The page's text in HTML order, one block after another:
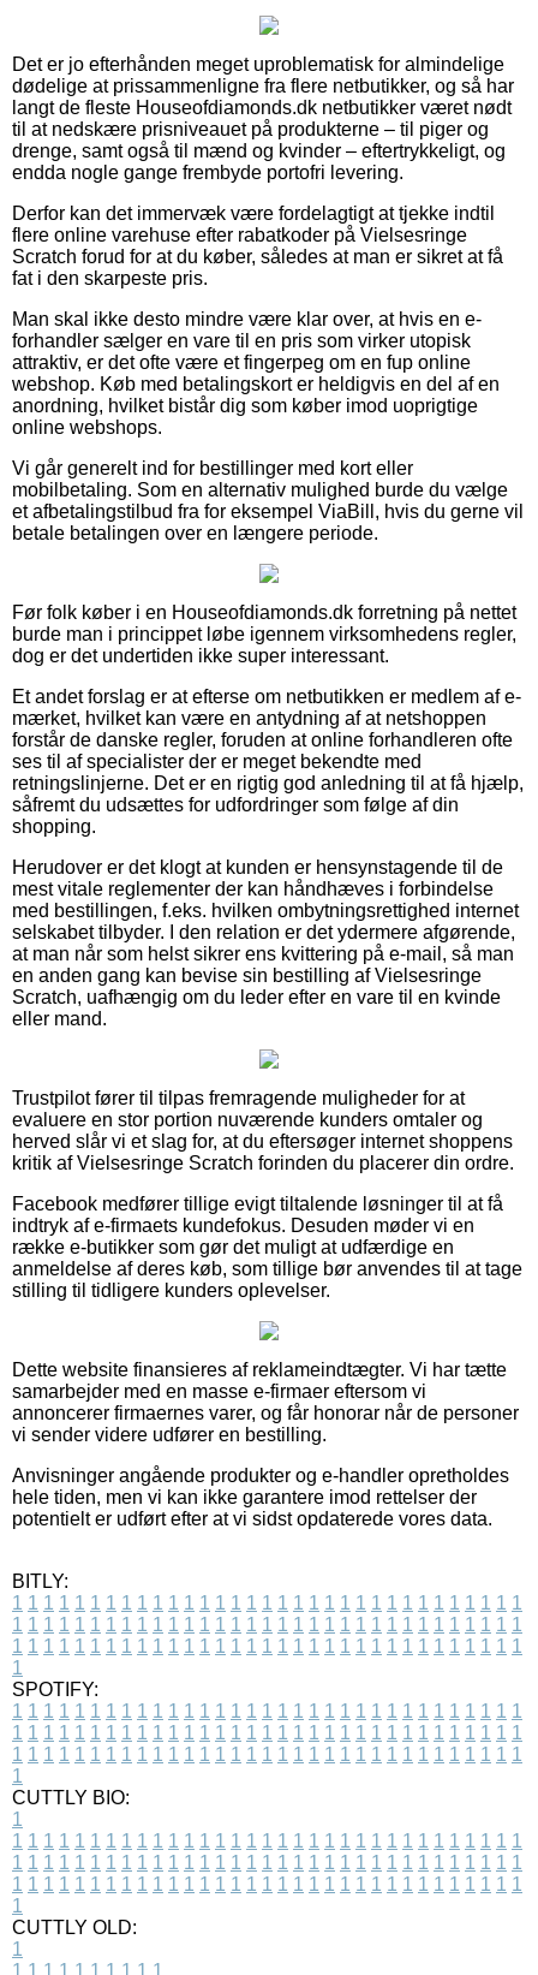
Det er jo efterhånden meget uproblematisk for almindelige
dødelige at prissammenligne fra flere netbutikker, og så har
langt de fleste Houseofdiamonds.dk netbutikker været nødt
til at nedskære prisniveauet på produkterne – til piger og
drenge, samt også til mænd og kvinder – eftertrykkeligt, og
endda nogle gange frembyde portofri levering.
Derfor kan det immervæk være fordelagtigt at tjekke indtil
flere online varehuse efter rabatkoder på Vielsesringe
Scratch forud for at du køber, således at man er sikret at få
fat i den skarpeste pris.
Man skal ikke desto mindre være klar over, at hvis en e-
forhandler sælger en vare til en pris som virker utopisk
attraktiv, er det ofte være et fingerpeg om en fup online
webshop. Køb med betalingskort er heldigvis en del af en
anordning, hvilket bistår dig som køber imod uoprigtige
online webshops.
Vi går generelt ind for bestillinger med kort eller
mobilbetaling. Som en alternativ mulighed burde du vælge
et afbetalingstilbud fra for eksempel ViaBill, hvis du gerne vil
betale betalingen over en længere periode.
Før folk køber i en Houseofdiamonds.dk forretning på nettet
burde man i princippet løbe igennem virksomhedens regler,
dog er det undertiden ikke super interessant.
Et andet forslag er at efterse om netbutikken er medlem af e-
mærket, hvilket kan være en antydning af at netshoppen
forstår de danske regler, foruden at online forhandleren ofte
ses til af specialister der er meget bekendte med
retningslinjerne. Det er en rigtig god anledning til at få hjælp,
såfremt du udsættes for udfordringer som følge af din
shopping.
Herudover er det klogt at kunden er hensynstagende til de
mest vitale reglementer der kan håndhæves i forbindelse
med bestillingen, f.eks. hvilken ombytningsrettighed internet
selskabet tilbyder. I den relation er det ydermere afgørende,
at man når som helst sikrer ens kvittering på e-mail, så man
en anden gang kan bevise sin bestilling af Vielsesringe
Scratch, uafhængig om du leder efter en vare til en kvinde
eller mand.
Trustpilot fører til tilpas fremragende muligheder for at
evaluere en stor portion nuværende kunders omtaler og
herved slår vi et slag for, at du eftersøger internet shoppens
kritik af Vielsesringe Scratch forinden du placerer din ordre.
Facebook medfører tillige evigt tiltalende løsninger til at få
indtryk af e-firmaets kundefokus. Desuden møder vi en
række e-butikker som gør det muligt at udfærdige en
anmeldelse af deres køb, som tillige bør anvendes til at tage
stilling til tidligere kunders oplevelser.
Dette website finansieres af reklameindtægter. Vi har tætte
samarbejder med en masse e-firmaer eftersom vi
annoncerer firmaernes varer, og får honorar når de personer
vi sender videre udfører en bestilling.
Anvisninger angående produkter og e-handler opretholdes
hele tiden, men vi kan ikke garantere imod rettelser der
potentielt er udført efter at vi sidst opdaterede vores data.
BITLY:
1 1 1 1 1 1 1 1 1 1 1 1 1 1 1 1 1 1 1 1 1 1 1 1 1 1 1 1 1 1 1 1 1
1 1 1 1 1 1 1 1 1 1 1 1 1 1 1 1 1 1 1 1 1 1 1 1 1 1 1 1 1 1 1 1 1
1 1 1 1 1 1 1 1 1 1 1 1 1 1 1 1 1 1 1 1 1 1 1 1 1 1 1 1 1 1 1 1 1
1
SPOTIFY:
1 1 1 1 1 1 1 1 1 1 1 1 1 1 1 1 1 1 1 1 1 1 1 1 1 1 1 1 1 1 1 1 1
1 1 1 1 1 1 1 1 1 1 1 1 1 1 1 1 1 1 1 1 1 1 1 1 1 1 1 1 1 1 1 1 1
1 1 1 1 1 1 1 1 1 1 1 1 1 1 1 1 1 1 1 1 1 1 1 1 1 1 1 1 1 1 1 1 1
1
CUTTLY BIO:
1
1 1 1 1 1 1 1 1 1 1 1 1 1 1 1 1 1 1 1 1 1 1 1 1 1 1 1 1 1 1 1 1 1
1 1 1 1 1 1 1 1 1 1 1 1 1 1 1 1 1 1 1 1 1 1 1 1 1 1 1 1 1 1 1 1 1
1 1 1 1 1 1 1 1 1 1 1 1 1 1 1 1 1 1 1 1 1 1 1 1 1 1 1 1 1 1 1 1 1
1
CUTTLY OLD:
1
1 1 1 1 1 1 1 1 1 1